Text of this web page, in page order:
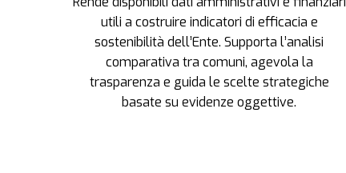
utili a costruire indicatori di efficacia e
sostenibilità dell’Ente. Supporta l’analisi
comparativa tra comuni, agevola la
trasparenza e guida le scelte strategiche
basate su evidenze oggettive.